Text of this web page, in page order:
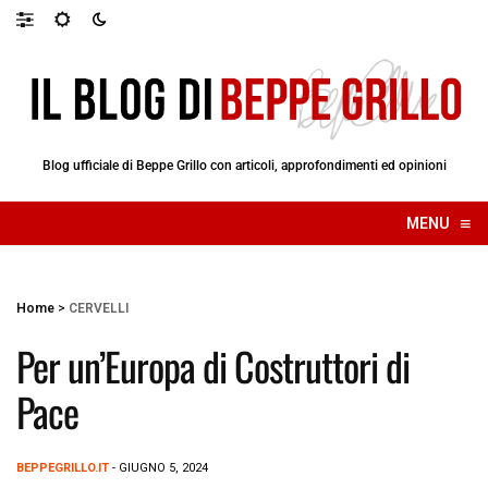
Blog ufficiale di Beppe Grillo con articoli, approfondimenti ed opinioni
MENU ≡
☰
Home > CERVELLI
Per un’Europa di Costruttori di
Pace
BEPPEGRILLO.IT - GIUGNO 5, 2024